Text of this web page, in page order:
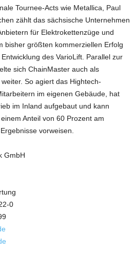
Tournee-Acts wie Metallica, Paul
zählt das sächsische Unternehmen
für Elektrokettenzüge und
bisher größten kommerziellen Erfolg
des VarioLift. Parallel zur
sich ChainMaster auch als
So agiert das Hightech-
im eigenen Gebäude, hat
im Inland aufgebaut und kann
Anteil von 60 Prozent am
vorweisen.
GmbH
0